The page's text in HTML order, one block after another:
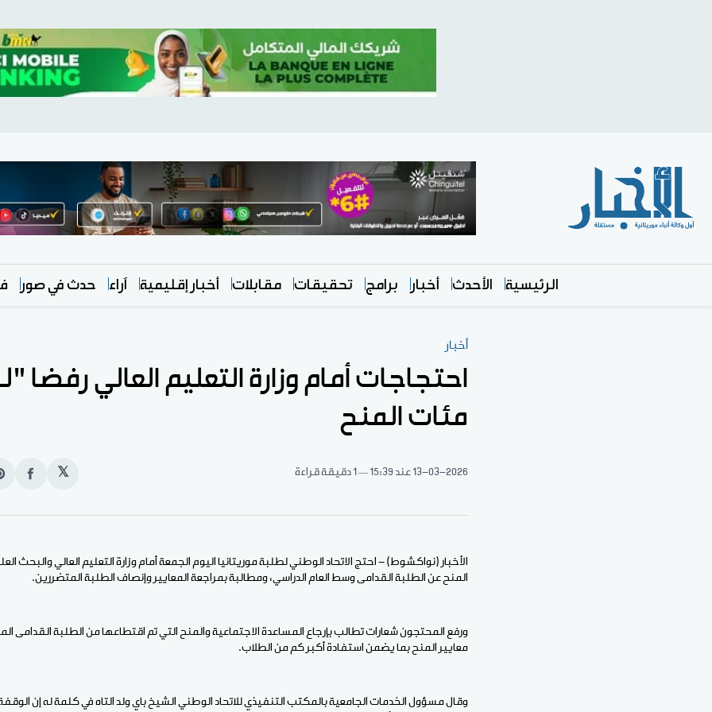
الرئيسية الأحدث أخبار برامج تحقيقات مقابلات أخبار إقليمية آراء حدث في صور
أخبار
احتجاجات أمام وزارة التعليم العالي
مئات المنح
13-03-2026 عند 15:39 1 دقيقة قراءة 𝕏
انشر
الأخبار (نواكشوط) - احتج الاتحاد الوطني لطلبة موريتانيا اليوم الجمعة أمام وزارة التعليم العالي والبحث
المنح عن الطلبة القدامى وسط العام الدراسي، ومطالبة بمراجعة المعايير وإنصاف الطلبة المتضررين.
ورفع المحتجون شعارات تطالب بإرجاع المساعدة الاجتماعية والمنح التي تم اقتطاعها من الطلبة القدامى
معايير المنح بما يضمن استفادة أكبر كم من الطلاب.
وقال مسؤول الخدمات الجامعية بالمكتب التنفيذي للاتحاد الوطني الشيخ باي ولد التاه في كلمة له إن